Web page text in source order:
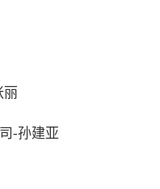
丽
-孙建亚